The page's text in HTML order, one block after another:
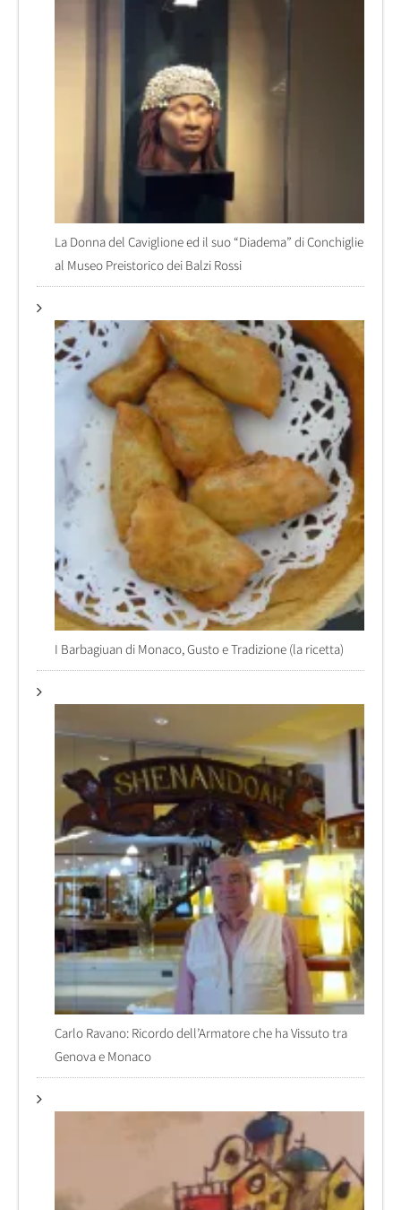
La Donna del Caviglione ed il suo “Diadema” di Conchiglie
al Museo Preistorico dei Balzi Rossi
I Barbagiuan di Monaco, Gusto e Tradizione (la ricetta)
Carlo Ravano: Ricordo dell’Armatore che ha Vissuto tra
Genova e Monaco